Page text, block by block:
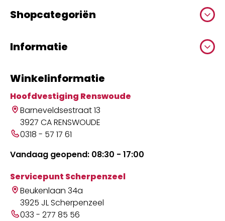
Shopcategoriën
Informatie
Winkelinformatie
Hoofdvestiging Renswoude
Barneveldsestraat 13
3927 CA RENSWOUDE
0318 - 57 17 61
Vandaag geopend: 08:30 - 17:00
Servicepunt Scherpenzeel
Beukenlaan 34a
3925 JL Scherpenzeel
033 - 277 85 56